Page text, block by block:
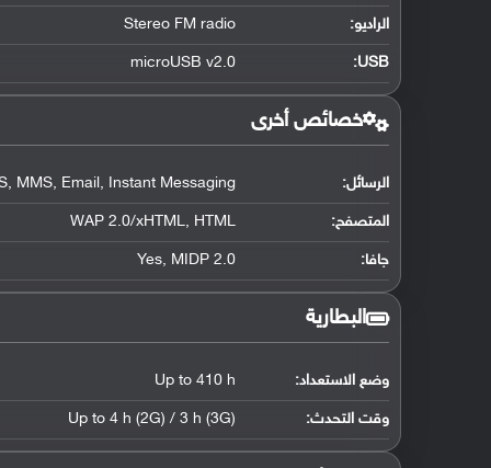
الراديو: Stereo FM radio
USB
:
microUSB v2.0
خصائص أخرى
الرسائل: MMS, Email, Instant Messaging
المتصفح: WAP 2.0/xHTML, HTML
جافا: Yes, MIDP 2.0
البطارية
وضع الاستعداد: Up to 410 h
وقت التحدث: Up to 4 h (2G) / 3 h (3G)